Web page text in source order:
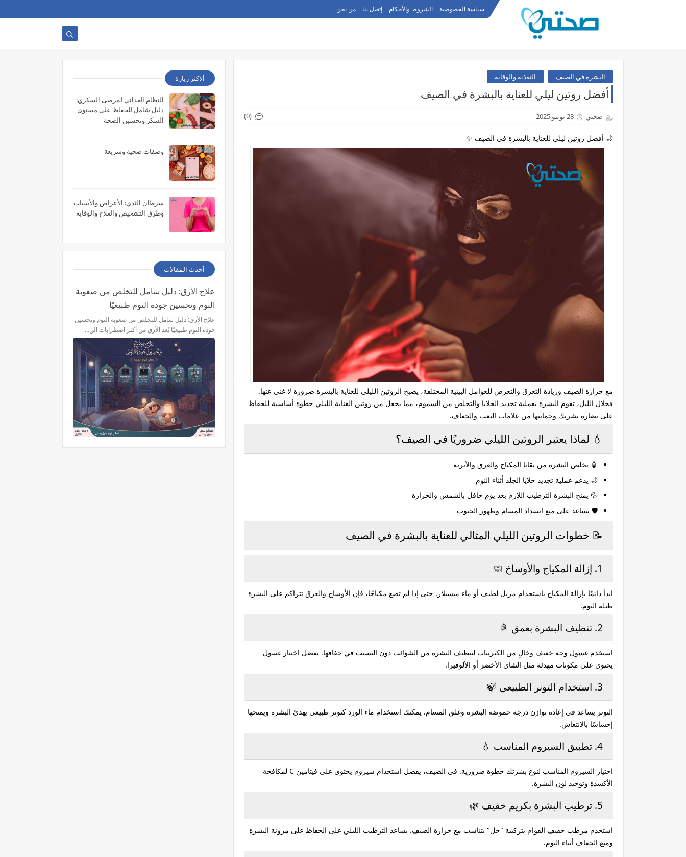
سياسة الخصوصية الشروط والأحكام إتصل بنا من نحن
البشرة في الصيف التغذية والوقاية
أفضل روتين ليلي للعناية بالبشرة في الصيف
صحتي 28 يونيو 2025 (0)
🌙 أفضل روتين ليلي للعناية بالبشرة في الصيف ✨
مع حرارة الصيف وزيادة التعرق والتعرض للعوامل البيئية المختلفة، يصبح الروتين الليلي للعناية بالبشرة ضرورة لا غنى عنها.
فخلال الليل، تقوم البشرة بعملية تجديد الخلايا والتخلص من السموم، مما يجعل من روتين العناية الليلي خطوة أساسية للحفاظ
على نضارة بشرتك وحمايتها من علامات التعب والجفاف.
💧 لماذا يعتبر الروتين الليلي ضروريًا في الصيف؟
🧴 يخلص البشرة من بقايا المكياج والعرق والأتربة
🌙 يدعم عملية تجديد خلايا الجلد أثناء النوم
💦 يمنح البشرة الترطيب اللازم بعد يوم حافل بالشمس والحرارة
🛡️ يساعد على منع انسداد المسام وظهور الحبوب
📝 خطوات الروتين الليلي المثالي للعناية بالبشرة في الصيف
1. إزالة المكياج والأوساخ 🧼
ابدأ دائمًا بإزالة المكياج باستخدام مزيل لطيف أو ماء ميسيلار. حتى إذا لم تضع مكياجًا، فإن الأوساخ والعرق تتراكم على البشرة
طيلة اليوم.
2. تنظيف البشرة بعمق 🚿
استخدم غسول وجه خفيف وخالٍ من الكبريتات لتنظيف البشرة من الشوائب دون التسبب في جفافها. يفضل اختيار غسول
يحتوي على مكونات مهدئة مثل الشاي الأخضر أو الألوفيرا.
3. استخدام التونر الطبيعي 🍃
التونر يساعد في إعادة توازن درجة حموضة البشرة وغلق المسام. يمكنك استخدام ماء الورد كتونر طبيعي يهدئ البشرة ويمنحها
إحساسًا بالانتعاش.
4. تطبيق السيروم المناسب 💧
اختيار السيروم المناسب لنوع بشرتك خطوة ضرورية. في الصيف، يفضل استخدام سيروم يحتوي على فيتامين C لمكافحة
الأكسدة وتوحيد لون البشرة.
5. ترطيب البشرة بكريم خفيف 🌿
استخدم مرطب خفيف القوام بتركيبة "جل" يتناسب مع حرارة الصيف. يساعد الترطيب الليلي على الحفاظ على مرونة البشرة
ومنع الجفاف أثناء النوم.
ألاكثر زيارة
النظام الغذائي لمرضى السكري:
دليل شامل للحفاظ على مستوى
السكر وتحسين الصحة
وصفات صحية وسريعة
سرطان الثدي: الأعراض والأسباب
وطرق التشخيص والعلاج والوقاية
أحدث المقالات
علاج الأرق: دليل شامل للتخلص من صعوبة
النوم وتحسين جودة النوم طبيعيًا
علاج الأرق: دليل شامل للتخلص من صعوبة النوم وتحسين
جودة النوم طبيعيًا يُعد الأرق من أكثر اضطرابات الن…